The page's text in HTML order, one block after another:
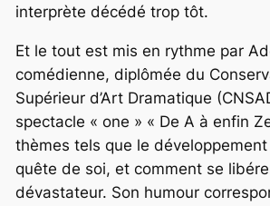
interprète décédé trop tôt.
Et le tout est mis en rythme par
comédienne, diplômée du
Supérieur d’Art Dramatique
spectacle « one » « De A à enfin
thèmes tels que le
quête de soi, et comment se
dévastateur. Son humour